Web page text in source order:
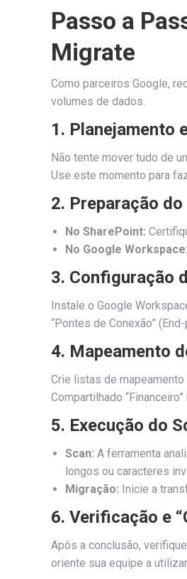
Passo a
Migrate
Como parceiros Google,
volumes de dados.
1. Planejamento
Não tente mover tudo de
Use este momento para
2. Preparação
No SharePoint:
No Google Workspace:
3. Configuração
Instale o Google
“Pontes de Conexão”
4. Mapeamento
Crie listas de mapeamento
Compartilhado “Financeiro”
5. Execução do
Scan: A ferramenta
longos ou caracteres
Migração: Inicie a
6. Verificação e
Após a conclusão,
oriente sua equipe a